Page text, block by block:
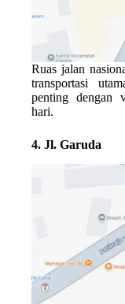
Ruas jalan
transportasi
penting dengan
hari.
4. Jl. Garuda